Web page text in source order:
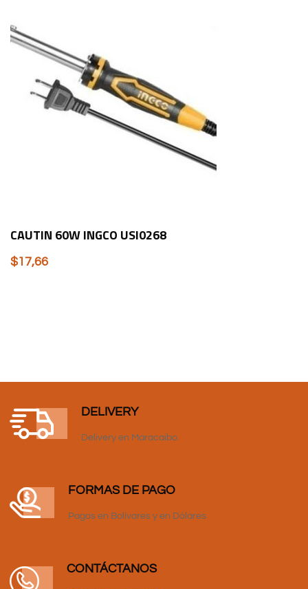
CAUTIN 60W INGCO USI0268
$17,66
DELIVERY
Delivery en Maracaibo.
FORMAS DE PAGO
Pagos en Bolívares y en Dólares
CONTÁCTANOS